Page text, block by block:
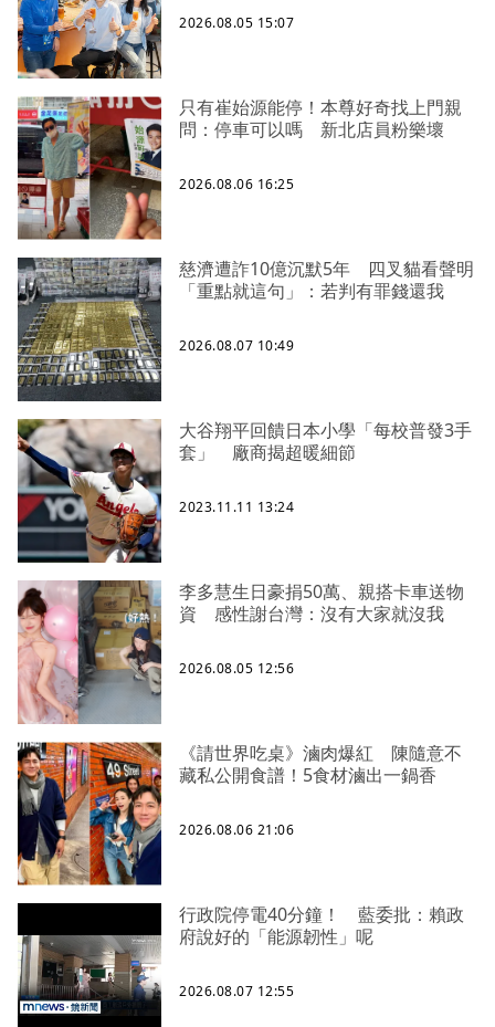
2026.08.05 15:07
只有崔始源能停！本尊好奇找上門親
問：停車可以嗎 新北店員粉樂壞
2026.08.06 16:25
慈濟遭詐10億沉默5年 四叉貓看聲明
「重點就這句」：若判有罪錢還我
2026.08.07 10:49
大谷翔平回饋日本小學「每校普發3手
套」 廠商揭超暖細節
2023.11.11 13:24
李多慧生日豪捐50萬、親搭卡車送物
資 感性謝台灣：沒有大家就沒我
2026.08.05 12:56
《請世界吃桌》滷肉爆紅 陳隨意不
藏私公開食譜！5食材滷出一鍋香
2026.08.06 21:06
行政院停電40分鐘！ 藍委批：賴政
府說好的「能源韌性」呢
2026.08.07 12:55